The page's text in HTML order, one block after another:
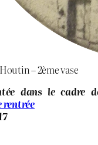
– 2ème vase
dans le cadre
rentrée